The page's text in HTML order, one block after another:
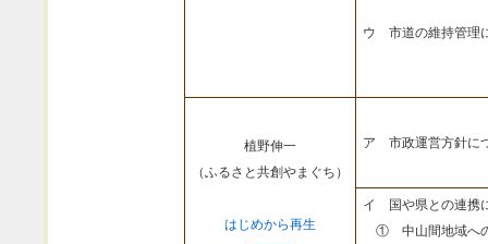
ウ 市道の維持管理
植野伸一
（ふるさと共創やまぐち）
はじめから再生
ア 市政運営方針に
イ 国や県との連携
① 中山間地域へ